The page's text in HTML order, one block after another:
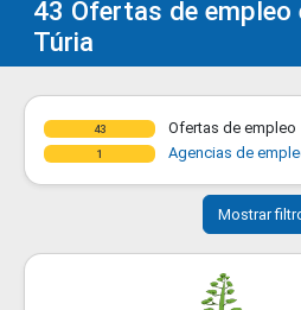
43 Ofertas de empleo
Túria
43 Ofertas de empleo
1 Agencias de
Mostrar